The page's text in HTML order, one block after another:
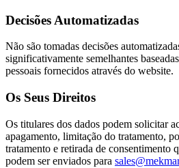
Decisões Automatizadas
Não são tomadas decisões
significativamente semelhantes
pessoais fornecidos através do website.
Os Seus Direitos
Os titulares dos dados podem solicitar
apagamento, limitação do tratamento,
tratamento e retirada de consentimento
podem ser enviados para